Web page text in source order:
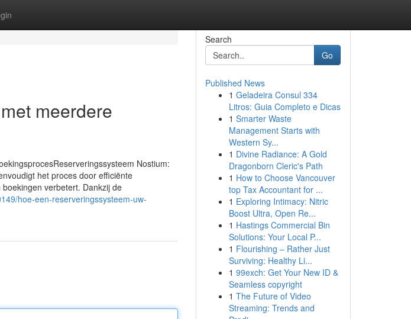
meerdere
Nostium:
het proces door efficiënte
verbetert. Dankzij de
hoe-een-reserveringssysteem-uw-
Search
Go
Published News
1 Geladeira Consul 334
Litros: Guia Completo e Dicas
1 Smarter Waste
Management Starts with
Western Sy...
1 Divine Radiance: A Gold
Dragonborn Cleric's Path
1 How to Choose Vancouver
top Tax Accountant for ...
1 Exploring Intimacy: Nitric
Boost Ultra, Open Re...
1 Hastings Commercial Bin
Solutions: Your Local P...
1 Flourishing – Rather Just
Surviving: Healthy Li...
1 99exch: Get Your New ID &
Seamless copyright
1 The Future of Video
Streaming: Trends and